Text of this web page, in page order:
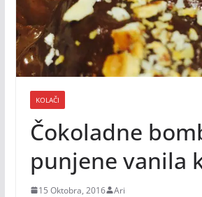
KOLAČI
Čokoladne
punjene vanila
15 Oktobra, 2016 Ari